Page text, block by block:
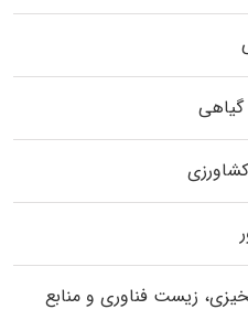
زیست فناوری و منابع